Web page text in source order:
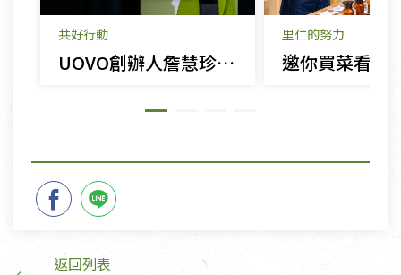
共好行動
UOVO創辦人詹慧珍：用食物設計幫品牌開啟永續新對話
里仁的努力
返回列表